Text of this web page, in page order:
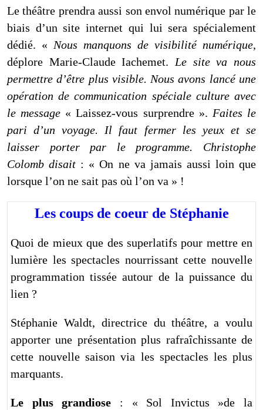
Le théâtre prendra aussi son envol numérique par le
biais d’un site internet qui lui sera spécialement
dédié. « Nous manquons de visibilité numérique,
déplore Marie-Claude Iachemet. Le site va nous
permettre d’être plus visible. Nous avons lancé une
opération de communication spéciale culture avec
le message « Laissez-vous surprendre ». Faites le
pari d’un voyage. Il faut fermer les yeux et se
laisser porter par le programme. Christophe
Colomb disait : « On ne va jamais aussi loin que
lorsque l’on ne sait pas où l’on va » !
Les coups de coeur de Stéphanie
Quoi de mieux que des superlatifs pour mettre en
lumière les spectacles nourrissant cette nouvelle
programmation tissée autour de la puissance du
lien ?
Stéphanie Waldt, directrice du théâtre, a voulu
apporter une présentation plus rafraîchissante de
cette nouvelle saison via les spectacles les plus
marquants.
Le plus grandiose : « Sol Invictus »de la